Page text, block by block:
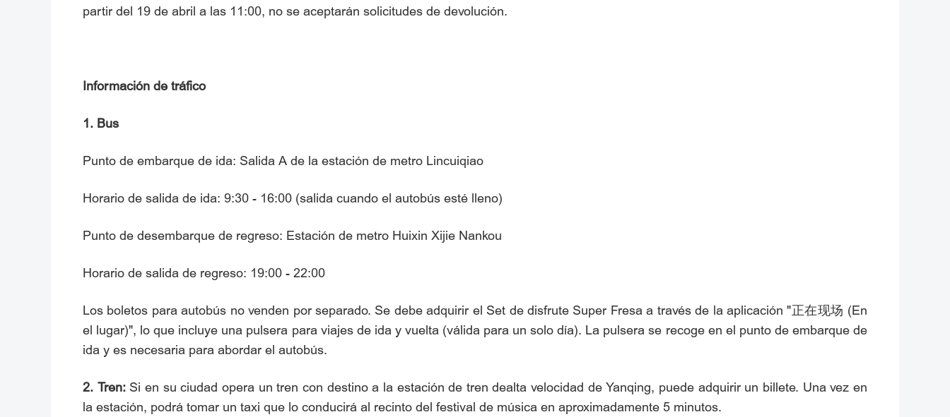
partir del 19 de abril a las 11:00, no se aceptarán solicitudes de devolución.
Información de tráfico
1. Bus
Punto de embarque de ida: Salida A de la estación de metro Lincuiqiao
Horario de salida de ida: 9:30 - 16:00 (salida cuando el autobús esté lleno)
Punto de desembarque de regreso: Estación de metro Huixin Xijie Nankou
Horario de salida de regreso: 19:00 - 22:00
Los boletos para autobús no venden por separado. Se debe adquirir el Set de disfrute Super Fresa a través de la aplicación "正在现场 (En
el lugar)", lo que incluye una pulsera para viajes de ida y vuelta (válida para un solo día). La pulsera se recoge en el punto de embarque de
ida y es necesaria para abordar el autobús.
2. Tren: Si en su ciudad opera un tren con destino a la estación de tren dealta velocidad de Yanqing, puede adquirir un billete. Una vez en
la estación, podrá tomar un taxi que lo conducirá al recinto del festival de música en aproximadamente 5 minutos.